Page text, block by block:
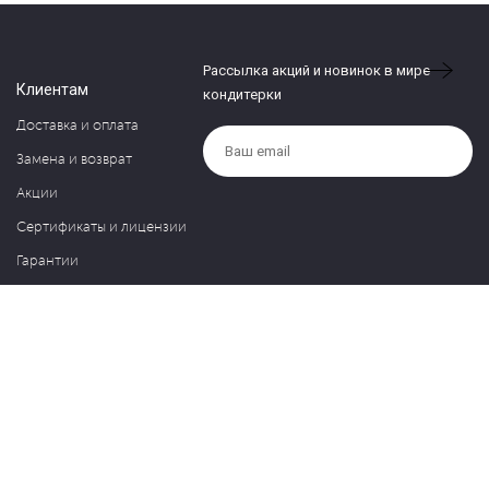
Клиентам
Доставка и оплата
Замена и возврат
Акции
Сертификаты и лицензии
Гарантии
Рассылка акций и новинок в мире
кондитерки